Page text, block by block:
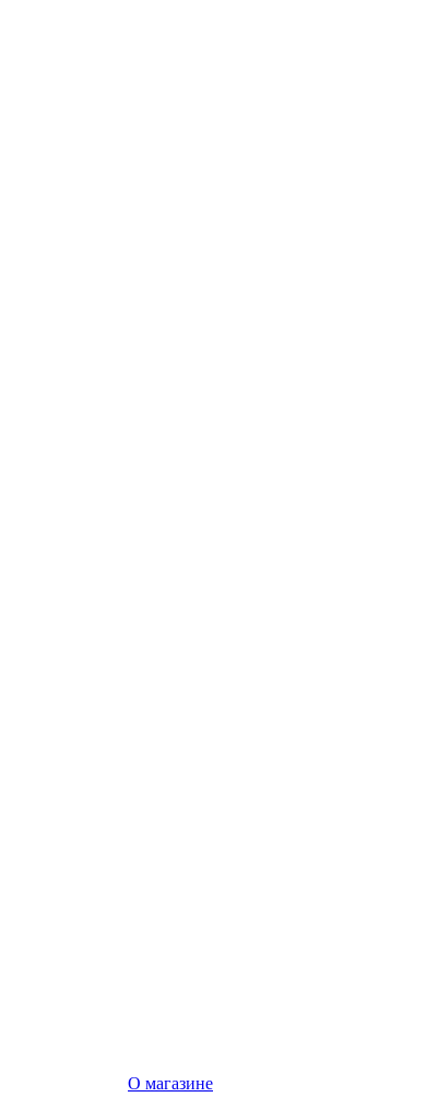
О магазине